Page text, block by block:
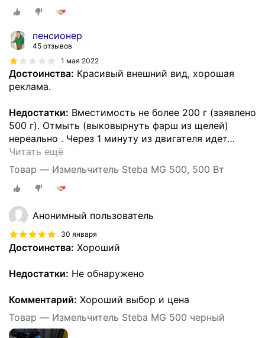
пенсионер
45 отзывов
1 мая 2022
Достоинства: Красивый внешний вид, хорошая
реклама.
Недостатки: Вместимость не более 200 г (заявлено
500 г). Отмыть (выковырнуть фарш из щелей)
нереально . Через 1 минуту из двигателя идет…
Читать ещё
Товар — Измельчитель Steba MG 500, 500 Вт
Анонимный пользователь
30 января
Достоинства: Хороший
Недостатки: Не обнаружено
Комментарий: Хороший выбор и цена
Товар — Измельчитель Steba MG 500 черный